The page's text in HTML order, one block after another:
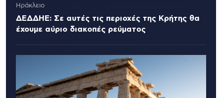
Ηράκλειο
ΔΕΔΔΗΕ: Σε αυτές τις περιοχές της Κρήτης θα
έχουμε αύριο διακοπές ρεύματος